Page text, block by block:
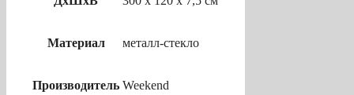
Материал металл-стекло
Производитель Weekend